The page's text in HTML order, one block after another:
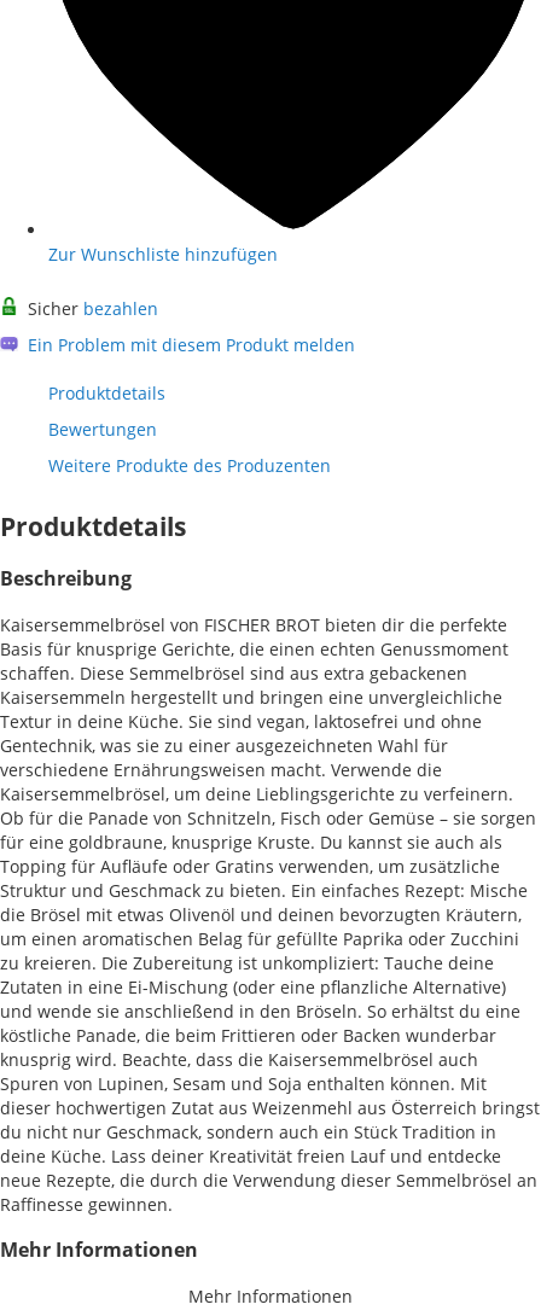
Zur Wunschliste hinzufügen
Sicher bezahlen
Ein Problem mit diesem Produkt melden
Produktdetails
Bewertungen
Weitere Produkte des Produzenten
Produktdetails
Beschreibung
Kaisersemmelbrösel von FISCHER BROT bieten dir die perfekte
Basis für knusprige Gerichte, die einen echten Genussmoment
schaffen. Diese Semmelbrösel sind aus extra gebackenen
Kaisersemmeln hergestellt und bringen eine unvergleichliche
Textur in deine Küche. Sie sind vegan, laktosefrei und ohne
Gentechnik, was sie zu einer ausgezeichneten Wahl für
verschiedene Ernährungsweisen macht. Verwende die
Kaisersemmelbrösel, um deine Lieblingsgerichte zu verfeinern.
Ob für die Panade von Schnitzeln, Fisch oder Gemüse – sie sorgen
für eine goldbraune, knusprige Kruste. Du kannst sie auch als
Topping für Aufläufe oder Gratins verwenden, um zusätzliche
Struktur und Geschmack zu bieten. Ein einfaches Rezept: Mische
die Brösel mit etwas Olivenöl und deinen bevorzugten Kräutern,
um einen aromatischen Belag für gefüllte Paprika oder Zucchini
zu kreieren. Die Zubereitung ist unkompliziert: Tauche deine
Zutaten in eine Ei-Mischung (oder eine pflanzliche Alternative)
und wende sie anschließend in den Bröseln. So erhältst du eine
köstliche Panade, die beim Frittieren oder Backen wunderbar
knusprig wird. Beachte, dass die Kaisersemmelbrösel auch
Spuren von Lupinen, Sesam und Soja enthalten können. Mit
dieser hochwertigen Zutat aus Weizenmehl aus Österreich bringst
du nicht nur Geschmack, sondern auch ein Stück Tradition in
deine Küche. Lass deiner Kreativität freien Lauf und entdecke
neue Rezepte, die durch die Verwendung dieser Semmelbrösel an
Raffinesse gewinnen.
Mehr Informationen
Mehr Informationen